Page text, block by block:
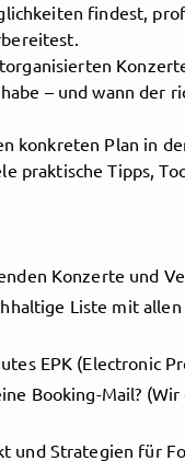
here!
Shop
findest,
– und wann der
konkreten Plan in
praktische Tipps,
Konzerte und
Liste mit
EPK (Electronic
Booking-Mail?
und Strategien für